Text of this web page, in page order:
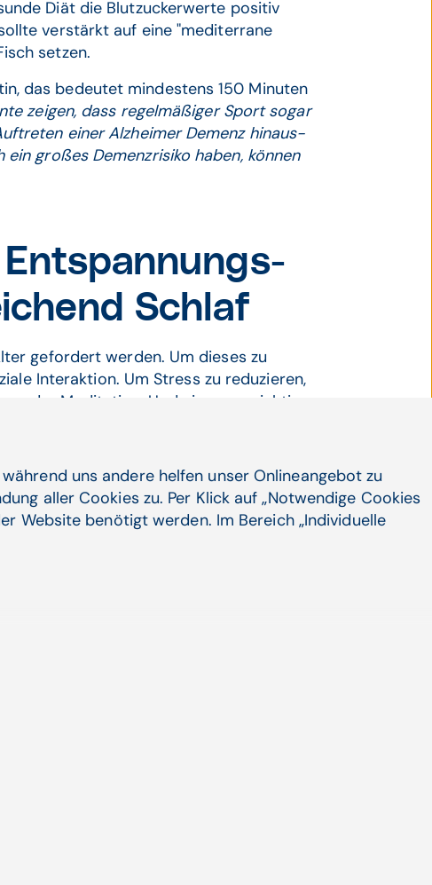
Diät die Blut­zucker­werte positiv
verstärkt auf eine "medi­terrane
setzen.
das bedeutet mindestens 150 Minuten
zeigen, dass regel­mäßiger Sport sogar
einer Alzheimer Demenz hinaus­
großes Demenz­risiko haben, können
Entspannungs­
Schlaf
gefordert werden. Um dieses zu
Inter­aktion. Um Stress zu redu­zieren,
oder Medi­tation. Und ein ganz wichtiger
uns andere helfen unser Onlineangebot zu
aller Cookies zu. Per Klick auf „Notwendige Cookies
Website benötigt werden. Im Bereich „Individuelle